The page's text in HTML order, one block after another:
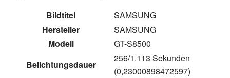
Bildtitel
SAMSUNG
Hersteller
SAMSUNG
Modell
GT-S8500
Belichtungsdauer
256/1.113 Sekunden
(0,23000898472597)